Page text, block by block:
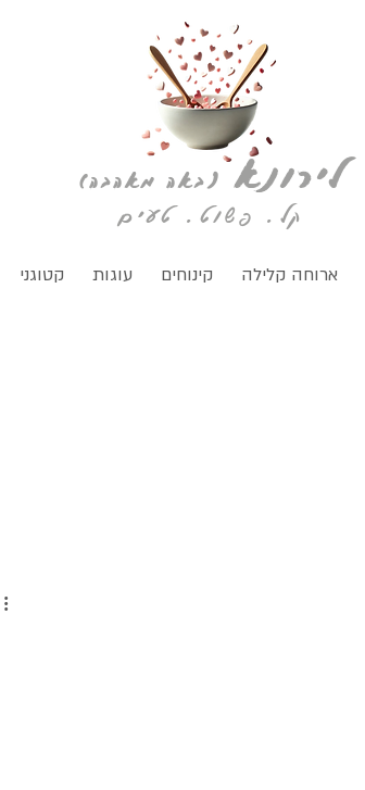
לירונא(באה מאהבה)
קל. פשוט. טעים
ארוחה קלילה קינוחים עוגות קטוגני